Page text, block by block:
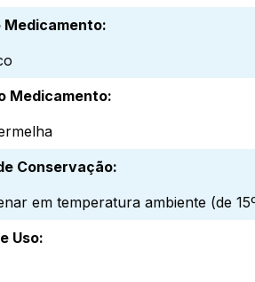
Medicamento:
Medicamento:
Conservação:
em temperatura ambiente (de
Uso: